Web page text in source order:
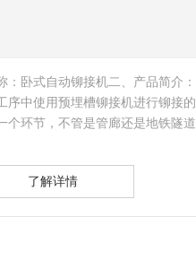
：五轴数控转台铆接机二、产品简
铆接机属于智能数控铆接机系列，
空航天行业的发生器底部，也叫做
了解详情